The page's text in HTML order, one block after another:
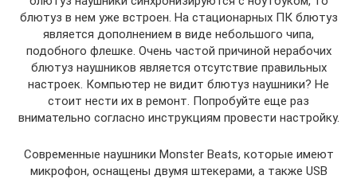
блютуз в нем уже встроен. На стационарных ПК блютуз
является дополнением в виде небольшого чипа,
подобного флешке. Очень частой причиной нерабочих
блютуз наушников является отсутствие правильных
настроек. Компьютер не видит блютуз наушники? Не
стоит нести их в ремонт. Попробуйте еще раз
внимательно согласно инструкциям провести настройку.
Современные наушники Monster Beats, которые имеют
микрофон, оснащены двумя штекерами, а также USB